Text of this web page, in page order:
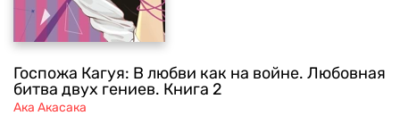
Госпожа Кагуя: В любви как на войне. Любовная
битва двух гениев. Книга 2
Ака Акасака